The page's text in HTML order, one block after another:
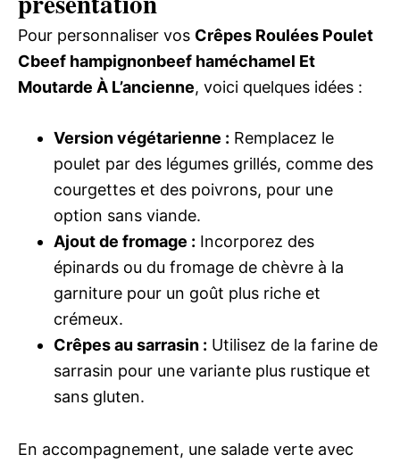
Pour personnaliser vos Crêpes Roulées Poulet
Cbeef hampignonbeef haméchamel Et
Moutarde À L’ancienne, voici quelques idées :
Version végétarienne : Remplacez le
poulet par des légumes grillés, comme des
courgettes et des poivrons, pour une
option sans viande.
Ajout de fromage : Incorporez des
épinards ou du fromage de chèvre à la
garniture pour un goût plus riche et
crémeux.
Crêpes au sarrasin : Utilisez de la farine de
sarrasin pour une variante plus rustique et
sans gluten.
En accompagnement, une salade verte avec